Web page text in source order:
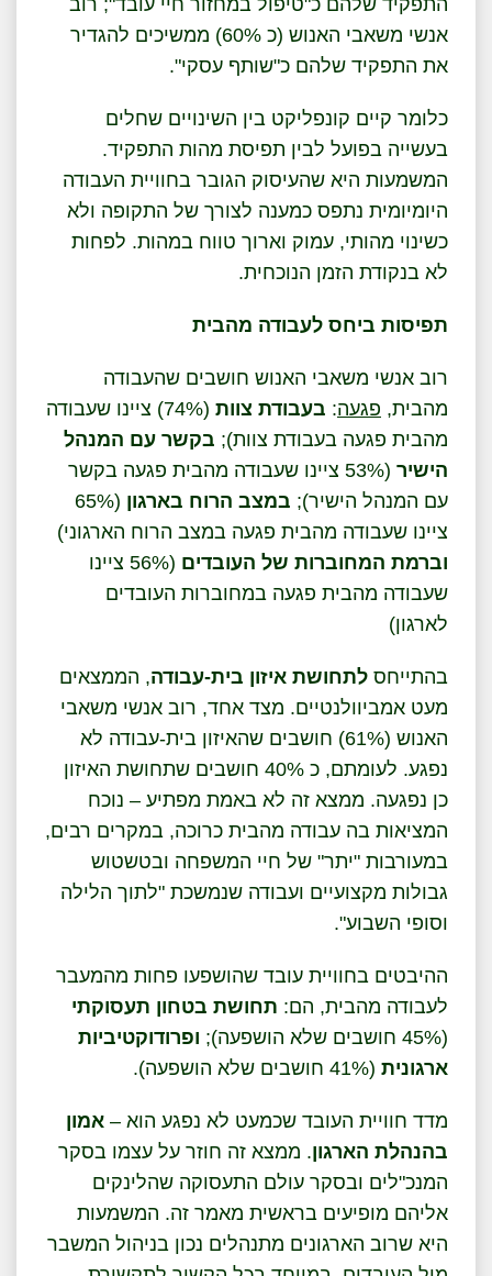
התפקיד שלהם כ"טיפול במחזור חיי עובד"; רוב
אנשי משאבי האנוש (כ 60%) ממשיכים להגדיר
את התפקיד שלהם כ"שותף עסקי".
כלומר קיים קונפליקט בין השינויים שחלים
בעשייה בפועל לבין תפיסת מהות התפקיד.
המשמעות היא שהעיסוק הגובר בחוויית העבודה
היומיומית נתפס כמענה לצורך של התקופה ולא
כשינוי מהותי, עמוק וארוך טווח במהות. לפחות
לא בנקודת הזמן הנוכחית.
תפיסות ביחס לעבודה מהבית
רוב אנשי משאבי האנוש חושבים שהעבודה
מהבית, פגעה: בעבודת צוות
(74%) ציינו שעבודה
מהבית פגעה בעבודת צוות); בקשר עם המנהל
הישיר
(53% ציינו שעבודה מהבית פגעה בקשר
עם המנהל הישיר); במצב הרוח בארגון (65%
ציינו שעבודה מהבית פגעה במצב הרוח הארגוני)
וברמת המחוברות של העובדים
(56% ציינו
שעבודה מהבית פגעה במחוברות העובדים
לארגון)
בהתייחס לתחושת איזון בית-עבודה, הממצאים
מעט אמביוולנטיים. מצד אחד, רוב אנשי משאבי
האנוש (61%) חושבים שהאיזון בית-עבודה לא
נפגע. לעומתם, כ 40% חושבים שתחושת האיזון
כן נפגעה. ממצא זה לא באמת מפתיע – נוכח
המציאות בה עבודה מהבית כרוכה, במקרים רבים,
במעורבות "יתר" של חיי המשפחה ובטשטוש
גבולות מקצועיים ועבודה שנמשכת "לתוך הלילה
וסופי השבוע".
ההיבטים בחוויית עובד שהושפעו פחות מהמעבר
לעבודה מהבית, הם: תחושת בטחון תעסוקתי
(45% חושבים שלא הושפעה);
ופרודוקטיביות
ארגונית (41% חושבים שלא הושפעה).
מדד חוויית העובד שכמעט לא נפגע הוא – אמון
בהנהלת הארגון. ממצא זה חוזר על עצמו בסקר
המנכ"לים ובסקר עולם התעסוקה שהלינקים
אליהם מופיעים בראשית מאמר זה. המשמעות
היא שרוב הארגונים מתנהלים נכון בניהול המשבר